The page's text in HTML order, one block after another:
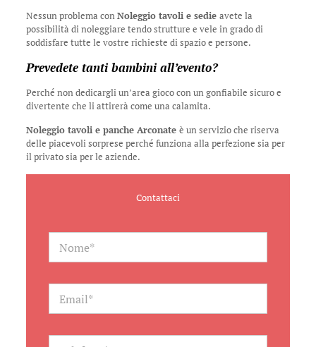
Nessun problema conNoleggio tavoli e sedie avete la
possibilità di noleggiare tendo strutture e vele in grado di
soddisfare tutte le vostre richieste di spazio e persone.
Prevedete tanti bambini all’evento?
Perché non dedicargli un’area gioco con un gonfiabile sicuro e
divertente che li attirerà come una calamita.
Noleggio tavoli e panche Arconate è un servizio che riserva
delle piacevoli sorprese perché funziona alla perfezione sia per
il privato sia per le aziende.
Contattaci
m
*
a
l